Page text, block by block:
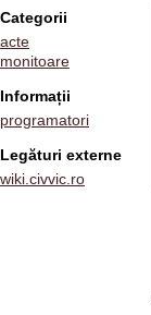
Categorii
acte
monitoare
Informații
programatori
Legături externe
wiki.civvic.ro